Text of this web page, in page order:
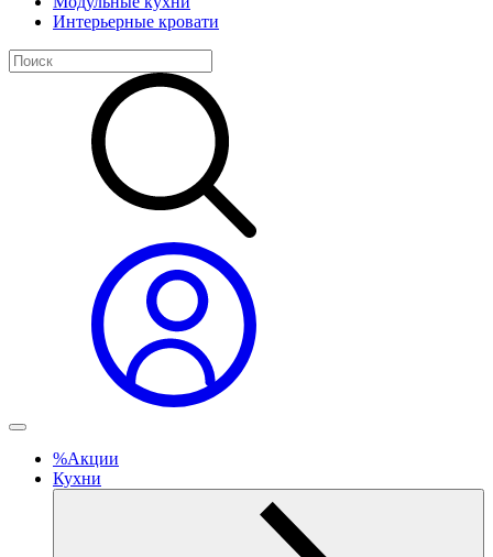
Интерьерные кровати
%Акции
Кухни